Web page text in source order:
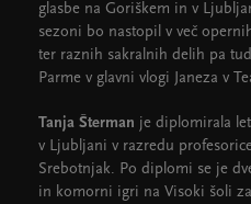
glasbe na Goriškem in v
sezoni bo nastopil v več
ter raznih sakralnih delih pa
Parme v glavni vlogi Janeza v
Tanja Šterman je diplomirala
v Ljubljani v razredu
Srebotnjak. Po diplomi se je
in komorni igri na Visoki šoli